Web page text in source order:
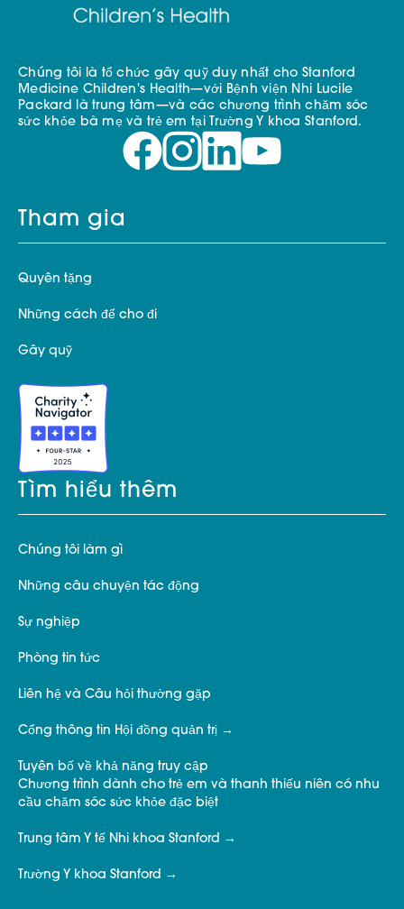
Chúng tôi là tổ chức gây quỹ duy nhất cho Stanford
Medicine Children's Health—với Bệnh viện Nhi Lucile
Packard là trung tâm—và các chương trình chăm sóc
sức khỏe bà mẹ và trẻ em tại Trường Y khoa Stanford.
Tham gia
Quyên tặng
Những cách để cho đi
Gây quỹ
Tìm hiểu thêm
Chúng tôi làm gì
Những câu chuyện tác động
Sự nghiệp
Phòng tin tức
Liên hệ và Câu hỏi thường gặp
Cổng thông tin Hội đồng quản trị
Tuyên bố về khả năng truy cập
Chương trình dành cho trẻ em và thanh thiếu niên có nhu
cầu chăm sóc sức khỏe đặc biệt
Trung tâm Y tế Nhi khoa Stanford
Trường Y khoa Stanford